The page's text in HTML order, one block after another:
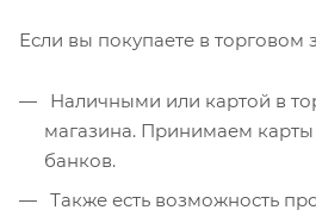
Если вы покупаете в торговом
Наличными или картой в
магазина. Принимаем карты
банков.
Также есть возможность